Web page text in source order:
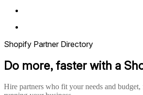
Shopify Partner Directory
Do more, faster with a
Hire partners who fit your needs and